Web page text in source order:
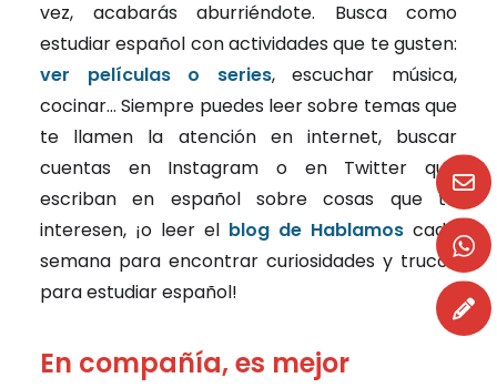
vez, acabarás aburriéndote. Busca como
estudiar español con actividades que te gusten:
ver películas o series, escuchar música,
cocinar… Siempre puedes leer sobre temas que
te llamen la atención en internet, buscar
cuentas en Instagram o en Twitter que
escriban en español sobre cosas que te
interesen, ¡o leer el blog de Hablamos cada
semana para encontrar curiosidades y trucos
para estudiar español!
En compañía, es mejor